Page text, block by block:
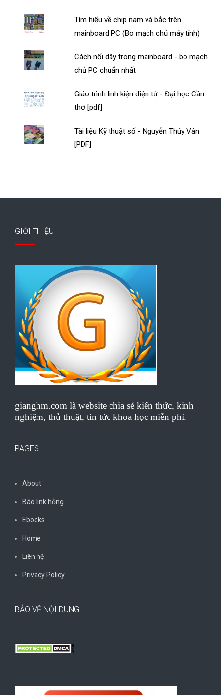
Tìm hiểu về chip nam và bắc trên
mainboard PC (Bo mạch chủ máy tính)
Cách nối dây trong mainboard - bo mạch
chủ PC chuẩn nhất
Giáo trình linh kiện điện tử - Đại học Cần
thơ [pdf]
Tài liệu Kỹ thuật số - Nguyễn Thúy Vân
[PDF]
GIỚI THIỆU
gianghm.com là website chia sẻ kiến thức, kinh
nghiệm, thủ thuật, tin tức khoa học miễn phí.
PAGES
About
Báo link hỏng
Ebooks
Home
Liên hệ
Privacy Policy
BẢO VỆ NỘI DUNG